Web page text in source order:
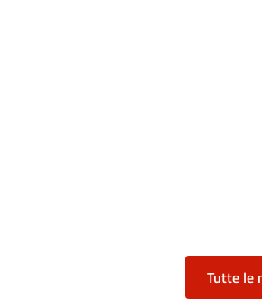
D'INTESA TRA COLDIRETTI E IL
Tutte le